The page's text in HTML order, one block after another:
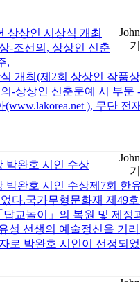
상상인 시상식 개최
-조선의, 상상인 신춘
,
개최(제2회 상상인 작품
-상상인 신춘문예 시 부문
), 무단 전
박완호 시인 수상
박완호 시인 수상제7회 한
다.국가무형문화재 제49
교놀이」의 복원 및 제정
성 선생의 예술정신을 기
로 박완호 시인이 선정되